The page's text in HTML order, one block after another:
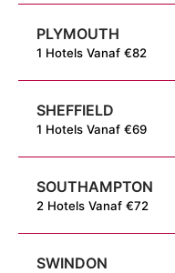
PLYMOUTH
1 Hotels Vanaf €82
SHEFFIELD
1 Hotels Vanaf €69
SOUTHAMPTON
2 Hotels Vanaf €72
SWINDON